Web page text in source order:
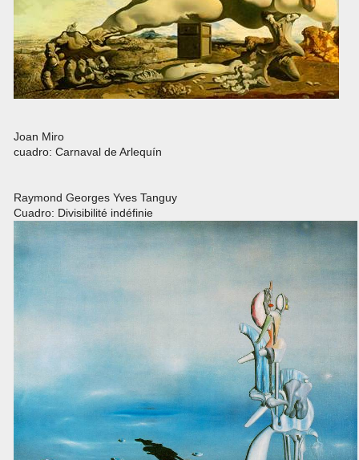
Joan Miro
cuadro: Carnaval de Arlequín
Raymond Georges Yves Tanguy
Cuadro: Divisibilité indéfinie